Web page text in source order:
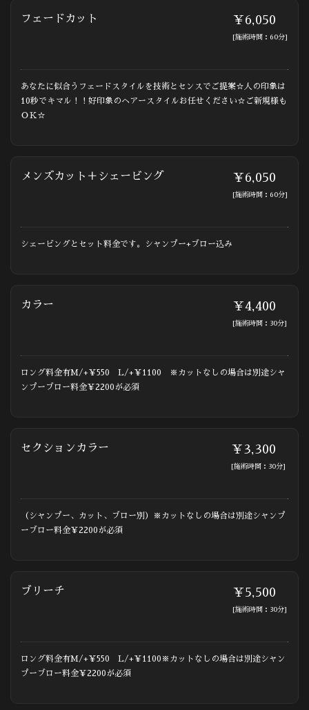
フェードカット ￥6,050
[施術時間：60分]
あなたに似合うフェードスタイルを技術とセンスでご提案☆人の印象は
10秒でキマル！！好印象のヘアースタイルお任せください☆ご新規様も
ＯＫ☆
メンズカット＋シェービング ￥6,050
[施術時間：60分]
シェービングとセット料金です。シャンプー+ブロー込み
カラー ￥4,400
[施術時間：30分]
ロング料金有M/+￥550 L/+￥1100 ※カットなしの場合は別途シャ
ンプーブロー料金￥2200が必須
セクションカラー ￥3,300
[施術時間：30分]
（シャンプー、カット、ブロー別）※カットなしの場合は別途シャンプ
ーブロー料金￥2200が必須
ブリーチ ￥5,500
[施術時間：30分]
ロング料金有M/+￥550 L/+￥1100※カットなしの場合は別途シャン
プーブロー料金￥2200が必須